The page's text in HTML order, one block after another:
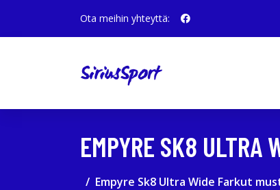
Ota meihin yhteyttä:
EMPYRE SK8 ULTRA
Empyre Sk8 Ultra Wide Farkut